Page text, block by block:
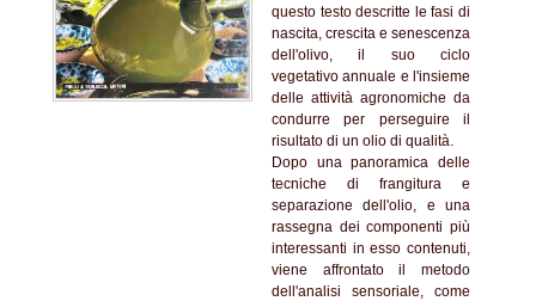
questo testo descritte le fasi di
nascita, crescita e senescenza
dell'olivo, il suo ciclo
vegetativo annuale e l'insieme
delle attività agronomiche da
condurre per perseguire il
risultato di un olio di qualità.
Dopo una panoramica delle
tecniche di frangitura e
separazione dell'olio, e una
rassegna dei componenti più
interessanti in esso contenuti,
viene affrontato il metodo
dell'analisi sensoriale, come